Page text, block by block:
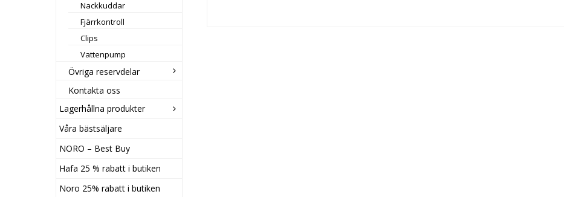
Nackkuddar
Fjärrkontroll
Clips
Vattenpump
Övriga reservdelar
Kontakta oss
Lagerhållna produkter
Våra bästsäljare
NORO – Best Buy
Hafa 25 % rabatt i butiken
Noro 25% rabatt i butiken